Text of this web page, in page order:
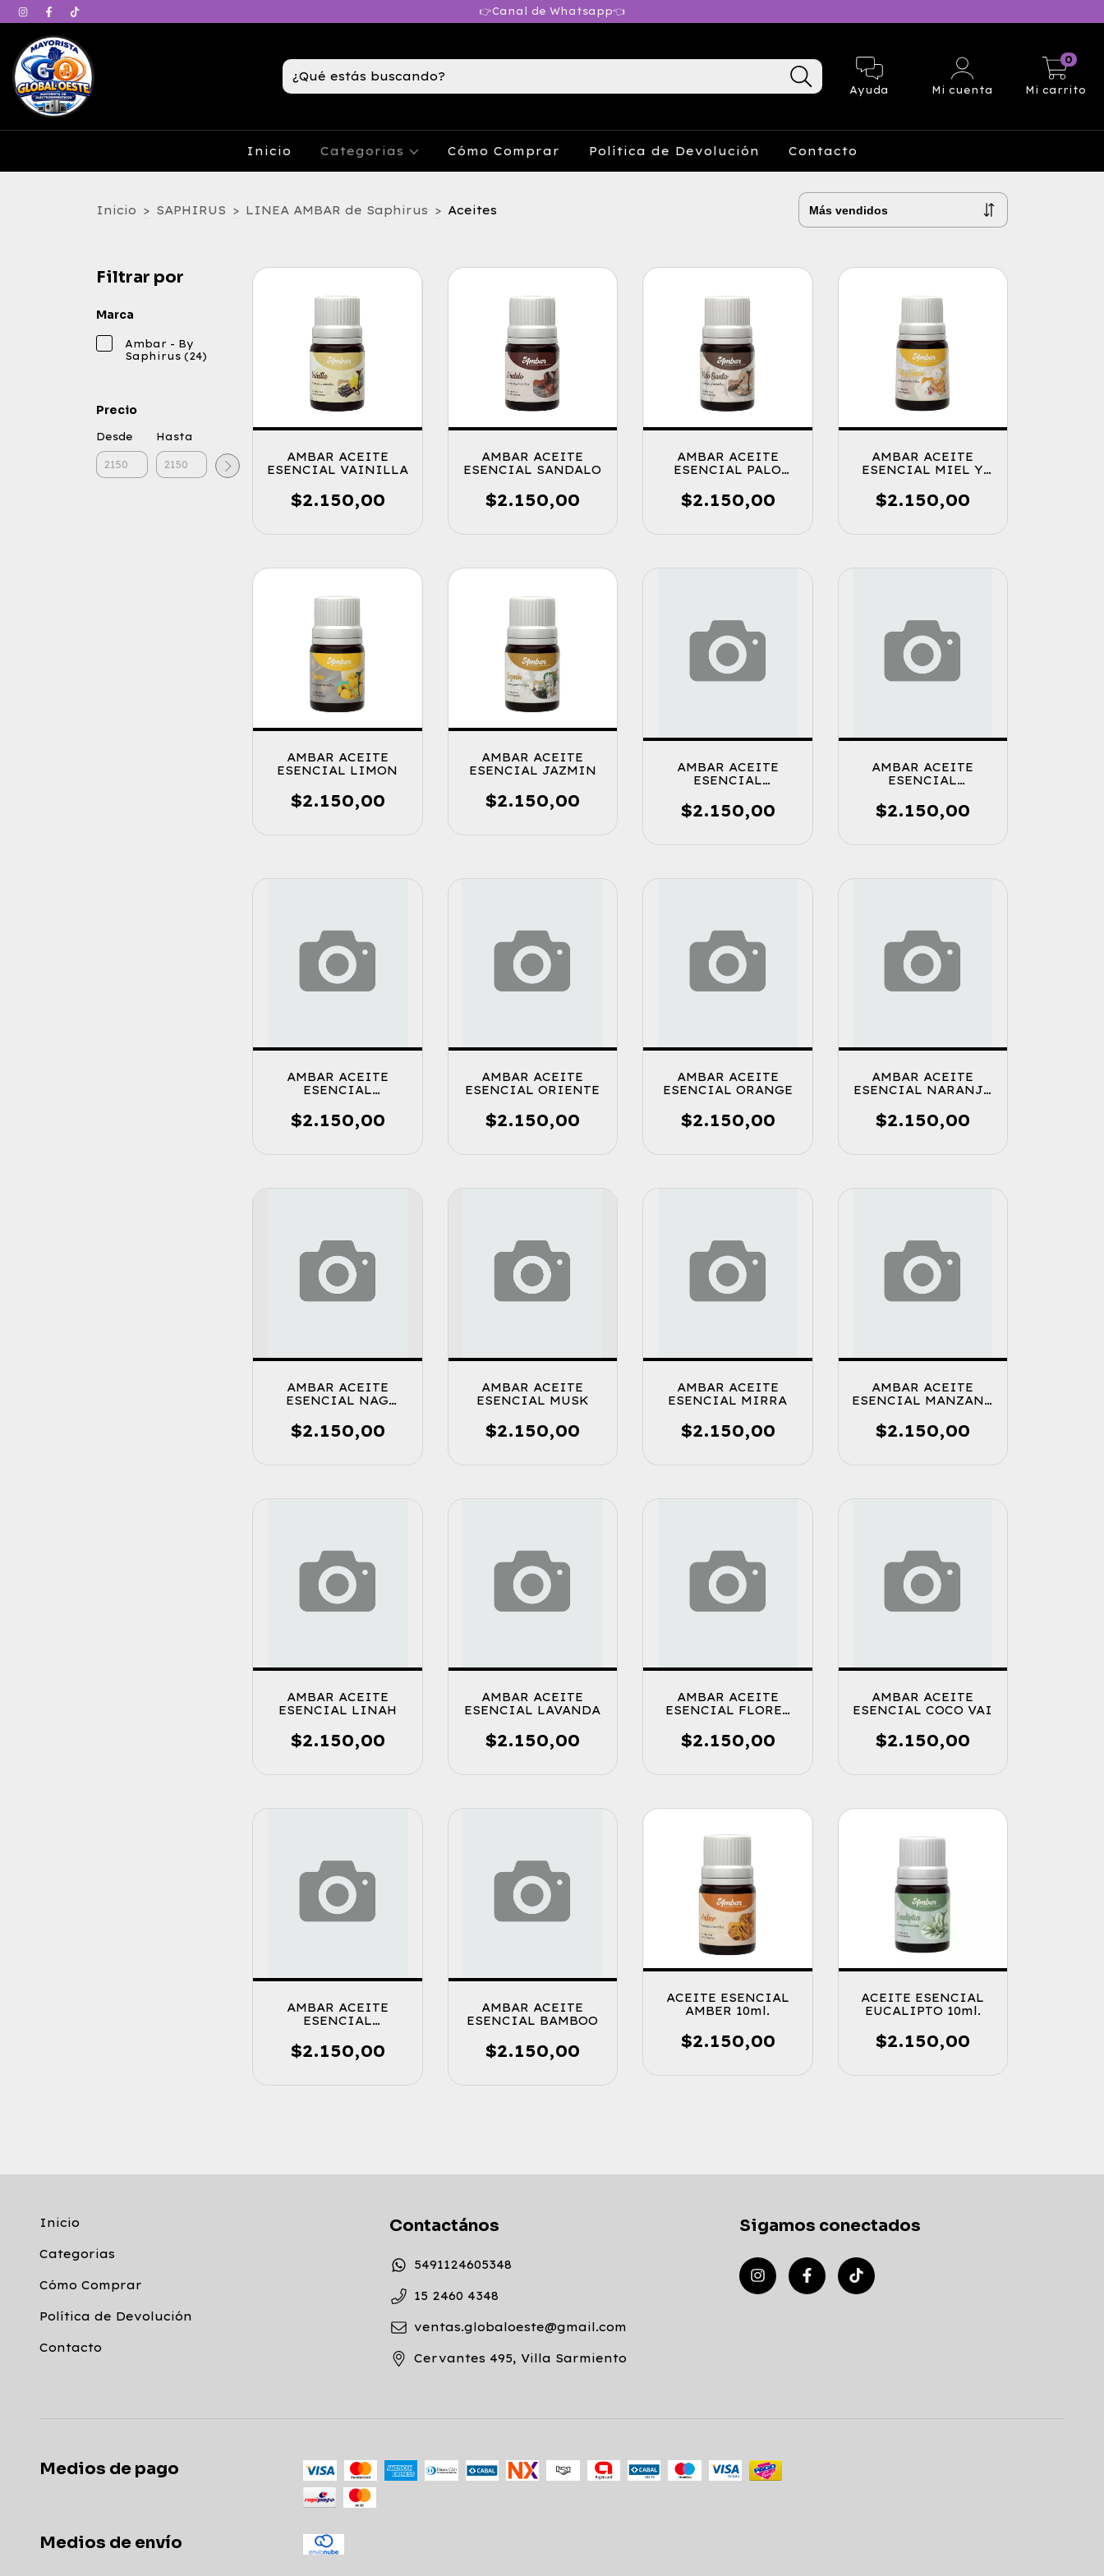
👉Canal de Whatsapp👈
Ayuda Mi cuenta Mi carrito
0
Inicio Categorias Cómo Comprar Política de Devolución Contacto
Inicio > SAPHIRUS > LINEA AMBAR de Saphirus > Aceites
Filtrar por
Marca
Ambar - By
Saphirus (24)
Precio
Desde Hasta
AMBAR ACEITE
ESENCIAL VAINILLA
$2.150,00
AMBAR ACEITE
ESENCIAL SANDALO
$2.150,00
AMBAR ACEITE
ESENCIAL PALO
$2.150,00
AMBAR ACEITE
ESENCIAL MIEL Y
$2.150,00
AMBAR ACEITE
ESENCIAL LIMON
$2.150,00
AMBAR ACEITE
ESENCIAL JAZMIN
$2.150,00
AMBAR ACEITE
ESENCIAL
$2.150,00
AMBAR ACEITE
ESENCIAL
$2.150,00
AMBAR ACEITE
ESENCIAL
$2.150,00
AMBAR ACEITE
ESENCIAL ORIENTE
$2.150,00
AMBAR ACEITE
ESENCIAL ORANGE
$2.150,00
AMBAR ACEITE
ESENCIAL NARANJA
$2.150,00
AMBAR ACEITE
ESENCIAL NAG
$2.150,00
AMBAR ACEITE
ESENCIAL MUSK
$2.150,00
AMBAR ACEITE
ESENCIAL MIRRA
$2.150,00
AMBAR ACEITE
ESENCIAL MANZANA
$2.150,00
AMBAR ACEITE
ESENCIAL LINAH
$2.150,00
AMBAR ACEITE
ESENCIAL LAVANDA
$2.150,00
AMBAR ACEITE
ESENCIAL FLORES
$2.150,00
AMBAR ACEITE
ESENCIAL COCO VAI
$2.150,00
AMBAR ACEITE
ESENCIAL
$2.150,00
AMBAR ACEITE
ESENCIAL BAMBOO
$2.150,00
ACEITE ESENCIAL
AMBER 10ml.
$2.150,00
ACEITE ESENCIAL
EUCALIPTO 10ml.
$2.150,00
Inicio
Categorias
Cómo Comprar
Política de Devolución
Contacto
Contactános
5491124605348
15 2460 4348
ventas.globaloeste@gmail.com
Cervantes 495, Villa Sarmiento
Sigamos conectados
Medios de pago
Medios de envío